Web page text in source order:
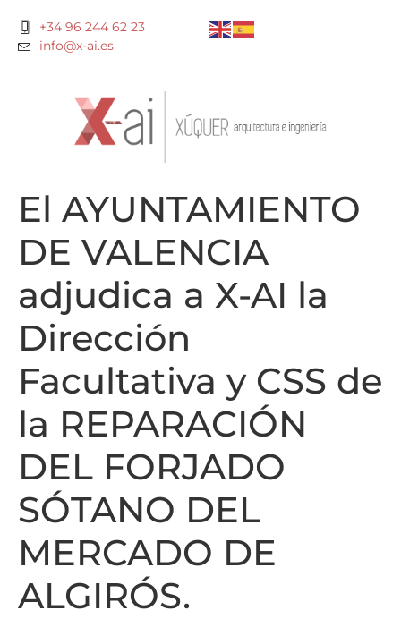
+34 96 244 62 23
info@x-ai.es
El AYUNTAMIENTO
DE VALENCIA
adjudica a X-AI la
Dirección
Facultativa y CSS de
la REPARACIÓN
DEL FORJADO
SÓTANO DEL
MERCADO DE
ALGIRÓS.